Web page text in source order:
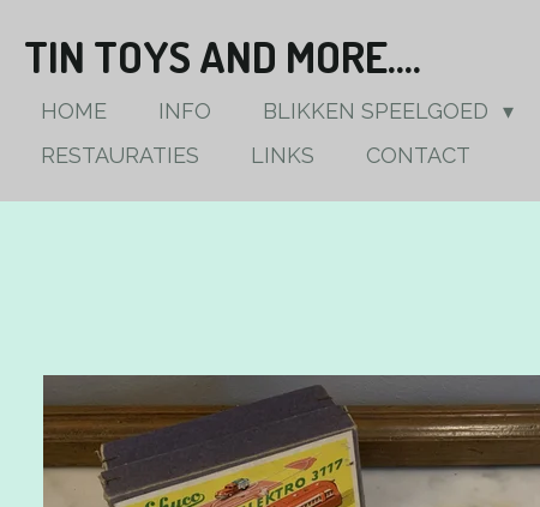
direct
hoofdinhoud
TIN TOYS AND MORE....
HOME INFO BLIKKEN SPEELGOED
RESTAURATIES
LINKS CONTACT